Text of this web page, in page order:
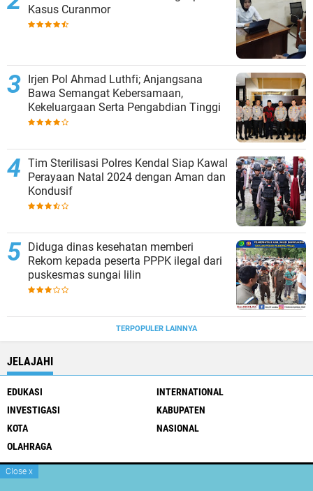
Kasus Curanmor
Irjen Pol Ahmad Luthfi; Anjangsana
Bawa Semangat Kebersamaan,
Kekeluargaan Serta Pengabdian Tinggi
Tim Sterilisasi Polres Kendal Siap Kawal
Perayaan Natal 2024 dengan Aman dan
Kondusif
Diduga dinas kesehatan memberi
Rekom kepada peserta PPPK ilegal dari
puskesmas sungai lilin
TERPOPULER LAINNYA
JELAJAHI
EDUKASI
INTERNATIONAL
INVESTIGASI
KABUPATEN
KOTA
NASIONAL
OLAHRAGA
Close x